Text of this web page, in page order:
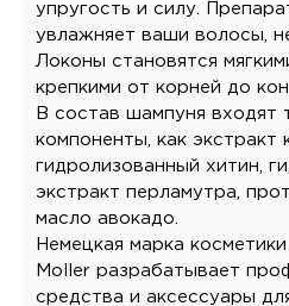
упругость и силу.
увлажняет ваши волосы,
Локоны становятся
крепкими от корней до
В состав шампуня входят
компоненты, как экстракт
гидролизованный хитин,
экстракт перламутра,
масло авокадо.
Немецкая марка
Moller разрабатывает
средства и аксессуары